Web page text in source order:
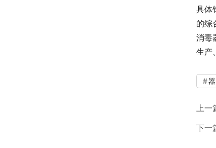
具体
的综
消毒
生产
上一
下一